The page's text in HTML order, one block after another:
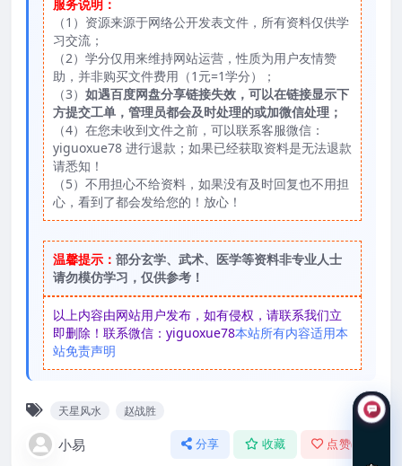
服务说明：
（1）资源来源于网络公开发表文件，所有资料仅供学
习交流；
（2）学分仅用来维持网站运营，性质为用户友情赞
助，并非购买文件费用（1元=1学分）；
（3） 如遇百度网盘分享链接失效，可以在链接显示下
方提交工单，管理员都会及时处理的或加微信处理；
（4）在您未收到文件之前，可以联系客服微信：
yiguoxue78 进行退款；如果已经获取资料是无法退款
请悉知！
（5）不用担心不给资料，如果没有及时回复也不用担
心，看到了都会发给您的！放心！
温馨提示： 部分玄学、武术、医学等资料非专业人士
请勿模仿学习，仅供参考！
以上内容由网站用户发布，如有侵权，请联系我们立
即删除！联系微信：yiguoxue78本站所有内容适用本
站免责声明
天星风水 赵战胜
小易 分享 收藏 点赞(